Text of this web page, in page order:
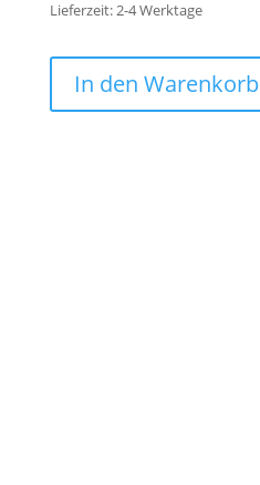
Lieferzeit:2-4 Werktage
In den Warenkorb